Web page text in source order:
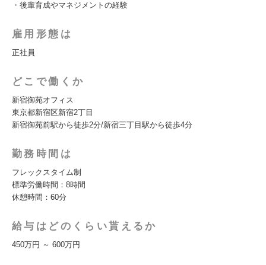
・後輩育成やマネジメントの経験
雇用形態は
正社員
どこで働くか
新宿御苑オフィス
東京都新宿区新宿2丁目
新宿御苑前駅から徒歩2分/新宿三丁目駅から徒歩4分
勤務時間は
フレックスタイム制
標準労働時間：8時間
休憩時間：60分
給与はどのくらい貰えるか
450万円 ～ 600万円